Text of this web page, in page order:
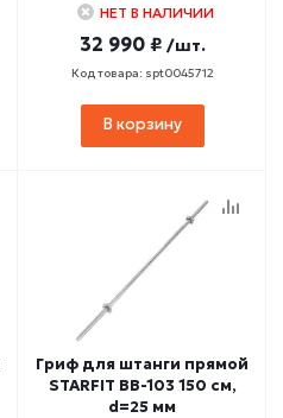
НЕТ В НАЛИЧИИ
32 990 ₽ /шт.
Код товара: spt0045712
В корзину
Гриф для штанги прямой
STARFIT BB-103 150 см,
d=25 мм